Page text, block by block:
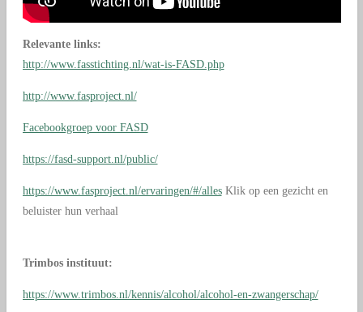
Relevante links:
http://www.fasstichting.nl/wat-is-FASD.php
http://www.fasproject.nl/
Facebookgroep voor FASD
https://fasd-support.nl/public/
https://www.fasproject.nl/ervaringen/#/allesKlik op een gezicht en
beluister hun verhaal
Trimbos instituut:
https://www.trimbos.nl/kennis/alcohol/alcohol-en-zwangerschap/